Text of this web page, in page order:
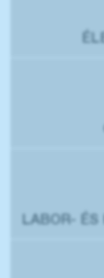
LABOR- ÉS